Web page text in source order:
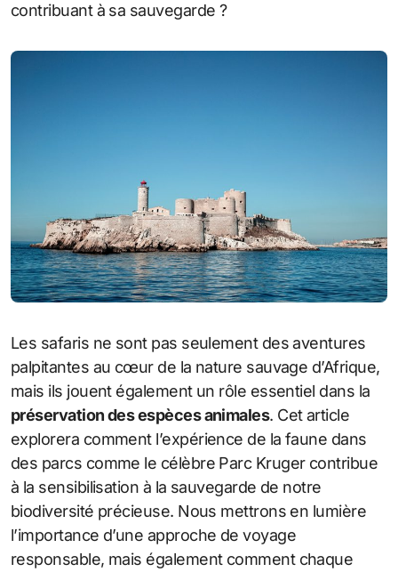
contribuant à sa sauvegarde ?
Les safaris ne sont pas seulement des aventures
palpitantes au cœur de la nature sauvage d’Afrique,
mais ils jouent également un rôle essentiel dans la
préservation des espèces animales. Cet article
explorera comment l’expérience de la faune dans
des parcs comme le célèbre Parc Kruger contribue
à la sensibilisation à la sauvegarde de notre
biodiversité précieuse. Nous mettrons en lumière
l’importance d’une approche de voyage
responsable, mais également comment chaque